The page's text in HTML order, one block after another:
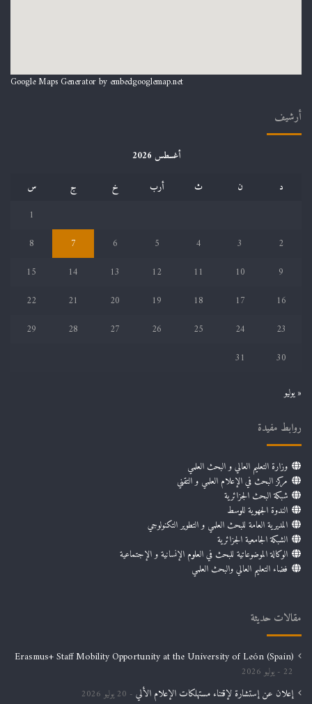
Google Maps Generator by embedgooglemap.net
أرشيف
أغسطس 2026
د
ن ث أرب خ ج
س
1
2
3
4
5
6
7
8
9
10
11
12
13
14
15
16
17
18
19
20
21
22
23
24
25
26
27
28
29
30
31
« يوليو
روابط مفيدة
وزارة التعليم العالي و البحث العلمي
مركز البحث في الإعلام العلمي و التقني
شبكة البحث الجزائرية
الندوة الجهوية للوسط
المديرية العامة للبحث العلمي و التطوير التكنولوجي
الشبكة الجامعية الجزائرية
الوكالة الموضوعاتية للبحث في العلوم الإنسانية و الإجتماعية
فضاء التعليم العالي والبحث العلمي
مقالات حديثة
Erasmus+ Staff Mobility Opportunity at the University of León (Spain)
22 يوليو 2026
إعلان عن إستشارة لإقتناء مستهلكات الإعلام الألي 20 يوليو 2026